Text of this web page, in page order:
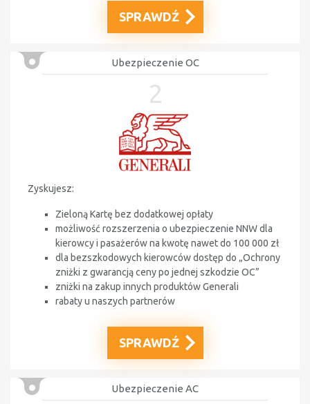
SPRAWDŹ
Ubezpieczenie OC
2
Zyskujesz:
Zieloną Kartę bez dodatkowej opłaty
możliwość rozszerzenia o ubezpieczenie NNW dla
kierowcy i pasażerów na kwotę nawet do 100 000 zł
dla bezszkodowych kierowców dostęp do „Ochrony
zniżki z gwarancją ceny po jednej szkodzie OC”
zniżki na zakup innych produktów Generali
rabaty u naszych partnerów
SPRAWDŹ
Ubezpieczenie AC